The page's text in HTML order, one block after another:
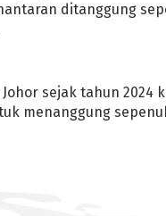
ditanggung
sejak tahun
menanggung